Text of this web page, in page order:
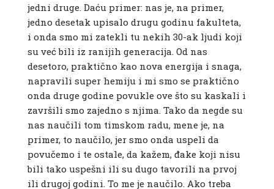
jedni druge. Daću primer: nas je, na primer,
jedno desetak upisalo drugu godinu fakulteta,
i onda smo mi zatekli tu nekih 30-ak ljudi koji
su već bili iz ranijih generacija. Od nas
desetoro, praktično kao nova energija i snaga,
napravili super hemiju i mi smo se praktično
onda druge godine povukle ove što su kaskali i
završili smo zajedno s njima. Tako da negde su
nas naučili tom timskom radu, mene je, na
primer, to naučilo, jer smo onda uspeli da
povučemo i te ostale, da kažem, đake koji nisu
bili tako uspešni ili su dugo tavorili na prvoj
ili drugoj godini. To me je naučilo. Ako treba